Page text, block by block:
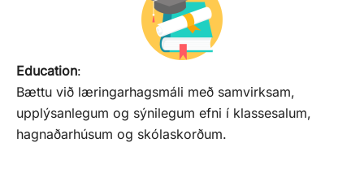
Education:
Bættu við læringarhagsmáli með samvirksam,
upplýsanlegum og sýnilegum efni í klassesalum,
hagnaðarhúsum og skólaskorðum.